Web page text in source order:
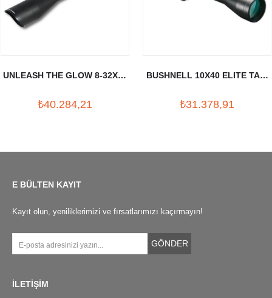
UNLEASH THE GLOW 8-32X56
₺40.284,21
BUSHNELL 10X40 ELITE TAC.
₺31.378,91
E BÜLTEN KAYIT
Kayıt olun, yeniliklerimizi ve fırsatlarımızı kaçırmayın!
GÖNDER
İLETİŞİM